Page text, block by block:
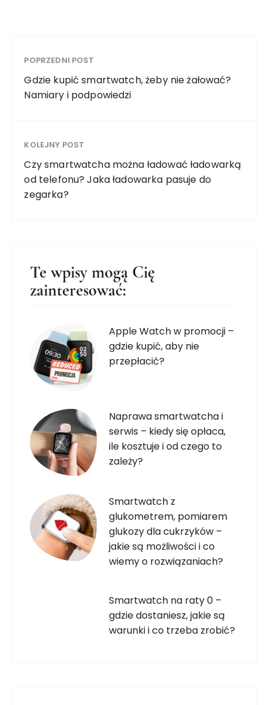
POPRZEDNI POST
Gdzie kupić smartwatch, żeby nie żałować?
Namiary i podpowiedzi
KOLEJNY POST
Czy smartwatcha można ładować ładowarką
od telefonu? Jaka ładowarka pasuje do
zegarka?
Te wpisy mogą Cię
zainteresować:
Apple Watch w promocji –
gdzie kupić, aby nie
przepłacić?
Naprawa smartwatcha i
serwis – kiedy się opłaca,
ile kosztuje i od czego to
zależy?
Smartwatch z
glukometrem, pomiarem
glukozy dla cukrzyków –
jakie są możliwości i co
wiemy o rozwiązaniach?
Smartwatch na raty 0 –
gdzie dostaniesz, jakie są
warunki i co trzeba zrobić?